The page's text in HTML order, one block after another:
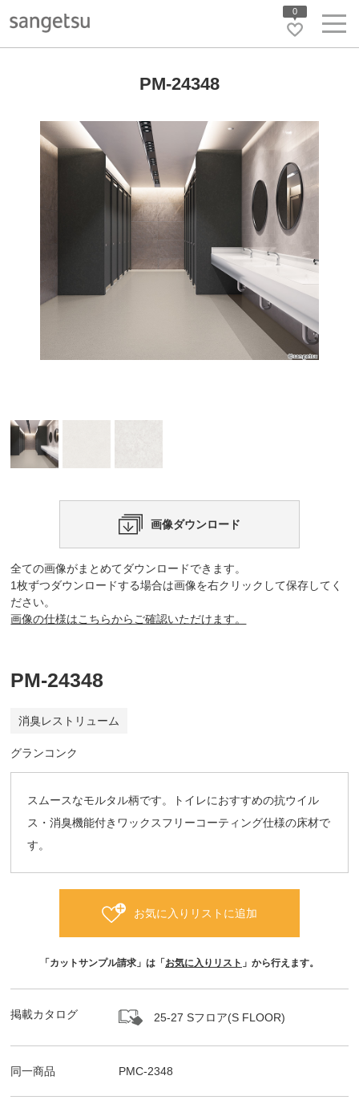
0
PM-24348
画像ダウンロード
全ての画像がまとめてダウンロードできます。
1枚ずつダウンロードする場合は画像を右クリックして保存してく
ださい。
画像の仕様はこちらからご確認いただけます。
PM-24348
消臭レストリューム
グランコンク
スムースなモルタル柄です。トイレにおすすめの抗ウイル
ス・消臭機能付きワックスフリーコーティング仕様の床材で
す。
お気に入りリストに追加
「カットサンプル請求」は「 お気に入りリスト 」から行えます。
掲載カタログ 25-27 Sフロア(S FLOOR)
同一商品 PMC-2348